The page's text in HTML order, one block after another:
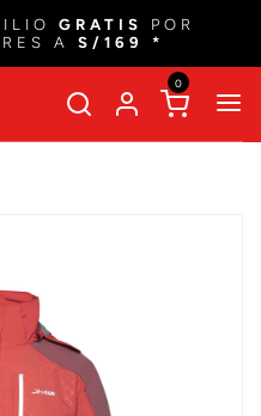
GRATIS
POR
A S/169 *
0